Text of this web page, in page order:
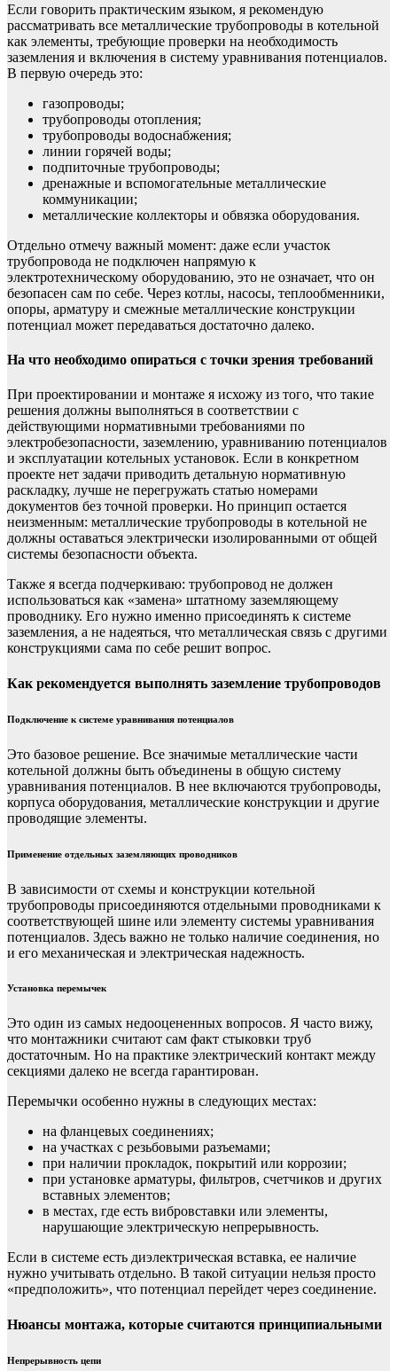
Если говорить практическим языком, я рекомендую
рассматривать все металлические трубопроводы в котельной
как элементы, требующие проверки на необходимость
заземления и включения в систему уравнивания потенциалов.
В первую очередь это:
газопроводы;
трубопроводы отопления;
трубопроводы водоснабжения;
линии горячей воды;
подпиточные трубопроводы;
дренажные и вспомогательные металлические
коммуникации;
металлические коллекторы и обвязка оборудования.
Отдельно отмечу важный момент: даже если участок
трубопровода не подключен напрямую к
электротехническому оборудованию, это не означает, что он
безопасен сам по себе. Через котлы, насосы, теплообменники,
опоры, арматуру и смежные металлические конструкции
потенциал может передаваться достаточно далеко.
На что необходимо опираться с точки зрения требований
При проектировании и монтаже я исхожу из того, что такие
решения должны выполняться в соответствии с
действующими нормативными требованиями по
электробезопасности, заземлению, уравниванию потенциалов
и эксплуатации котельных установок. Если в конкретном
проекте нет задачи приводить детальную нормативную
раскладку, лучше не перегружать статью номерами
документов без точной проверки. Но принцип остается
неизменным: металлические трубопроводы в котельной не
должны оставаться электрически изолированными от общей
системы безопасности объекта.
Также я всегда подчеркиваю: трубопровод не должен
использоваться как «замена» штатному заземляющему
проводнику. Его нужно именно присоединять к системе
заземления, а не надеяться, что металлическая связь с другими
конструкциями сама по себе решит вопрос.
Как рекомендуется выполнять заземление трубопроводов
Подключение к системе уравнивания потенциалов
Это базовое решение. Все значимые металлические части
котельной должны быть объединены в общую систему
уравнивания потенциалов. В нее включаются трубопроводы,
корпуса оборудования, металлические конструкции и другие
проводящие элементы.
Применение отдельных заземляющих проводников
В зависимости от схемы и конструкции котельной
трубопроводы присоединяются отдельными проводниками к
соответствующей шине или элементу системы уравнивания
потенциалов. Здесь важно не только наличие соединения, но
и его механическая и электрическая надежность.
Установка перемычек
Это один из самых недооцененных вопросов. Я часто вижу,
что монтажники считают сам факт стыковки труб
достаточным. Но на практике электрический контакт между
секциями далеко не всегда гарантирован.
Перемычки особенно нужны в следующих местах:
на фланцевых соединениях;
на участках с резьбовыми разъемами;
при наличии прокладок, покрытий или коррозии;
при установке арматуры, фильтров, счетчиков и других
вставных элементов;
в местах, где есть вибровставки или элементы,
нарушающие электрическую непрерывность.
Если в системе есть диэлектрическая вставка, ее наличие
нужно учитывать отдельно. В такой ситуации нельзя просто
«предположить», что потенциал перейдет через соединение.
Нюансы монтажа, которые считаются принципиальными
Непрерывность цепи